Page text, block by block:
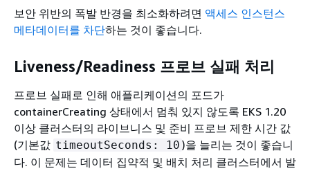
보안 위반의 폭발 반경을 최소화하려면 액세스 인스턴스
메타데이터를 차단하는 것이 좋습니다.
Liveness/Readiness 프로브 실패 처리
프로브 실패로 인해 애플리케이션의 포드가
containerCreating 상태에서 멈춰 있지 않도록 EKS 1.20
이상 클러스터의 라이브니스 및 준비 프로브 제한 시간 값
(기본값 timeoutSeconds: 10 )을 늘리는 것이 좋습니
다. 이 문제는 데이터 집약적 및 배치 처리 클러스터에서 발